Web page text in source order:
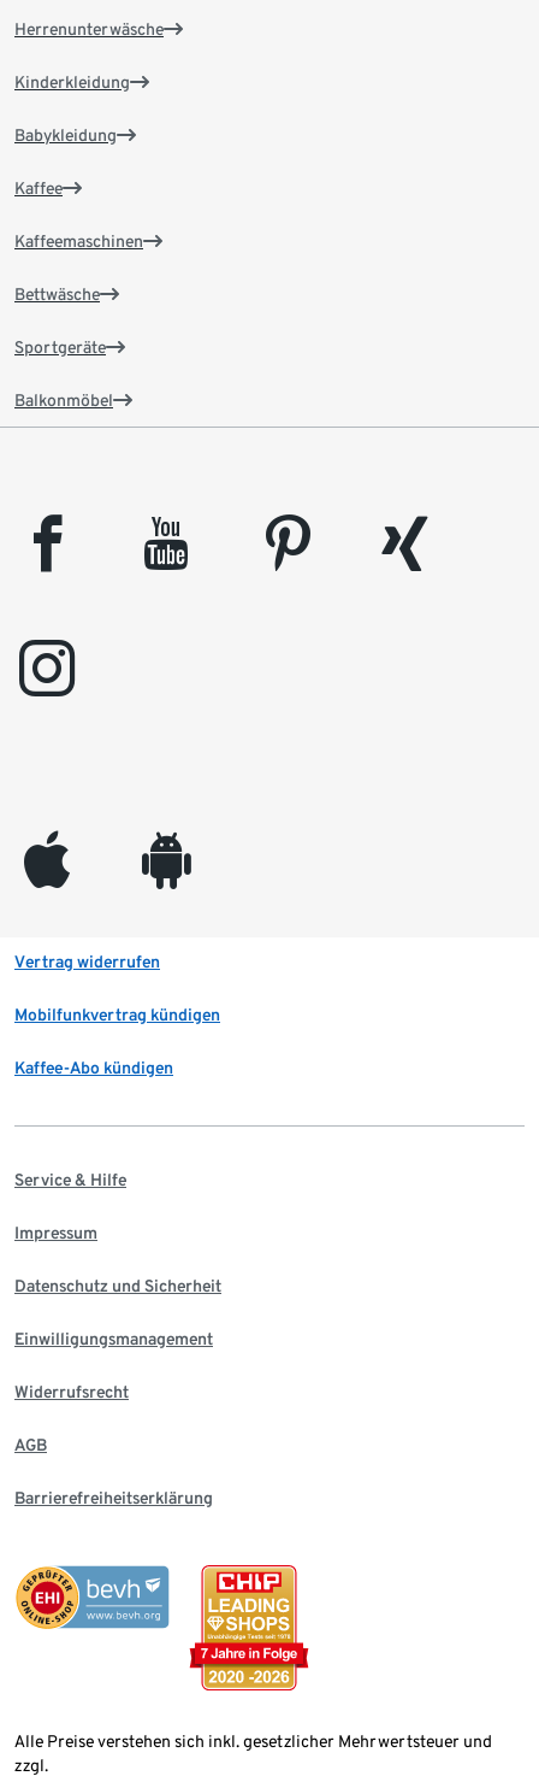
Herrenunterwäsche
Kinderkleidung
Babykleidung
Kaffee
Kaffeemaschinen
Bettwäsche
Sportgeräte
Balkonmöbel
facebook youtube pinterest
xing
instagram
appleinc android
Vertrag widerrufen
Mobilfunkvertrag kündigen
Kaffee-Abo kündigen
Service & Hilfe
Impressum
Datenschutz und Sicherheit
Einwilligungsmanagement
Widerrufsrecht
AGB
Barrierefreiheitserklärung
Alle Preise verstehen sich inkl. gesetzlicher Mehrwertsteuer und
zzgl.